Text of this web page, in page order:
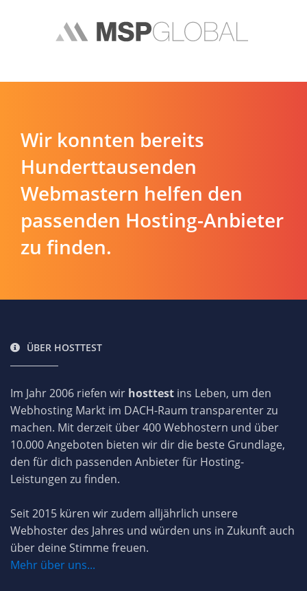
Wir konnten bereits
Hunderttausenden
Webmastern helfen den
passenden Hosting-Anbieter
zu finden.
ÜBER HOSTTEST
Im Jahr 2006 riefen wir hosttest ins Leben, um den
Webhosting Markt im DACH-Raum transparenter zu
machen. Mit derzeit über 400 Webhostern und über
10.000 Angeboten bieten wir dir die beste Grundlage,
den für dich passenden Anbieter für Hosting-
Leistungen zu finden.
Seit 2015 küren wir zudem alljährlich unsere
Webhoster des Jahres und würden uns in Zukunft auch
über deine Stimme freuen.
Mehr über uns...